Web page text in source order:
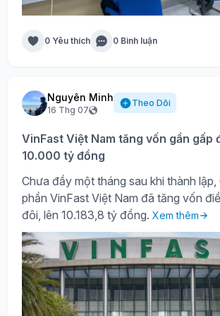
0 Yêu thích 0 Bình luận
Nguyên Minh
16 Thg 07
Theo Dõi
VinFast Việt Nam tăng vốn gần gấp
10.000 tỷ đồng
Chưa đầy một tháng sau khi thành
phần VinFast Việt Nam đã tăng vốn
đôi, lên 10.183,8 tỷ đồng. Xem thêm